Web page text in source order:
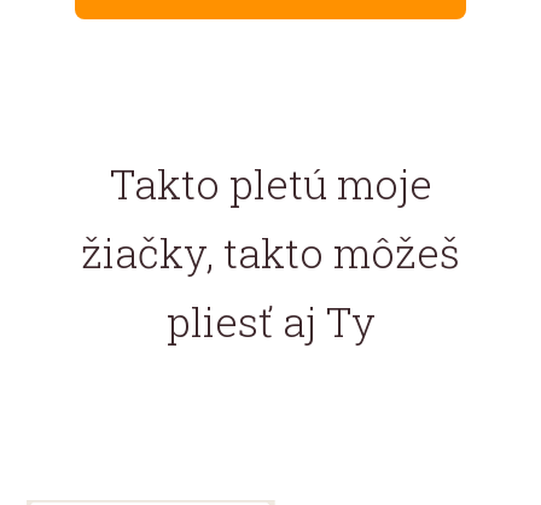
Takto pletú moje
žiačky, takto môžeš
pliesť aj Ty